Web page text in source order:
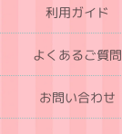
利用ガイド
よくあるご質問
お問い合わせ